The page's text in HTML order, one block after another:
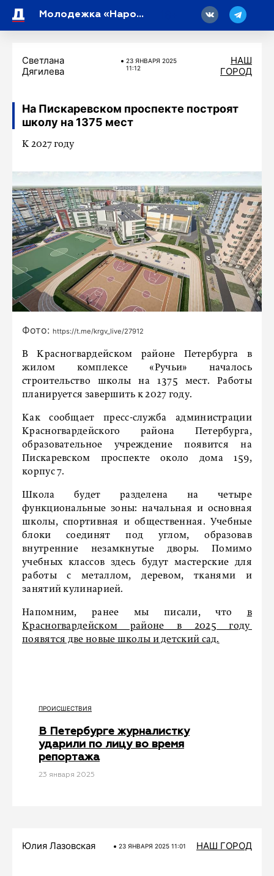
Молодежка «Народного фронта» Петербурга посетила приют для бездомных животных «Ржевка»
Светлана
Дягилева
23 ЯНВАРЯ 2025
11:12
НАШ
ГОРОД
На Пискаревском проспекте построят
школу на 1375 мест
К 2027 году
Фото: https://t.me/krgv_live/27912
В Красногвардейском районе Петербурга в
жилом комплексе «Ручьи» началось
строительство школы на 1375 мест. Работы
планируется завершить к 2027 году.
Как сообщает пресс-служба администрации
Красногвардейского района Петербурга,
образовательное учреждение появится на
Пискаревском проспекте около дома 159,
корпус 7.
Школа будет разделена на четыре
функциональные зоны: начальная и основная
школы, спортивная и общественная. Учебные
блоки соединят под углом, образовав
внутренние незамкнутые дворы. Помимо
учебных классов здесь будут мастерские для
работы с металлом, деревом, тканями и
занятий кулинарией.
Напомним, ранее мы писали, что в
Красногвардейском районе в 2025 году
появятся две новые школы и детский сад.
ПРОИСШЕСТВИЯ
В Петербурге журналистку
ударили по лицу во время
репортажа
23 января 2025
Юлия Лазовская 23 ЯНВАРЯ 2025 11:01 НАШ ГОРОД